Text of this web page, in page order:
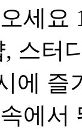
세요
스터
에 즐
에서